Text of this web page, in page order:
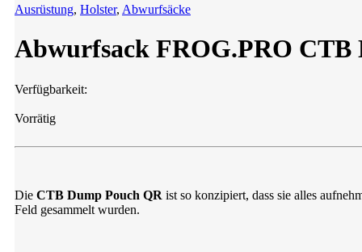
Ausrüstung, Holster, Abwurfsäcke
Abwurfsack FROG.PRO
Verfügbarkeit:
Vorrätig
Die CTB Dump Pouch QR ist so konzipiert, dass sie alles
Feld gesammelt wurden.